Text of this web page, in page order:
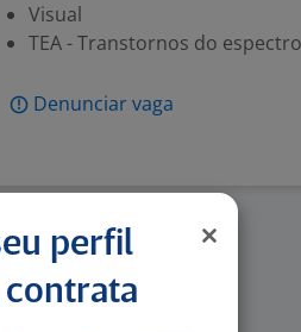
Visual
TEA - Transtornos do
Denunciar vaga
perfil